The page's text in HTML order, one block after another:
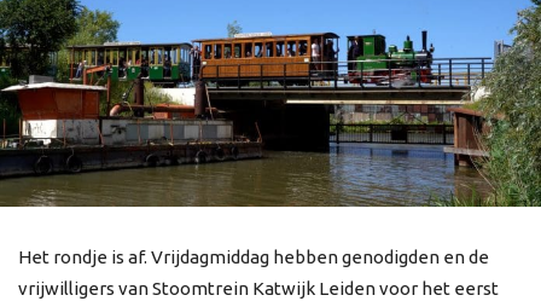
Het rondje is af. Vrijdagmiddag hebben genodigden en de
vrijwilligers van Stoomtrein Katwijk Leiden voor het eerst